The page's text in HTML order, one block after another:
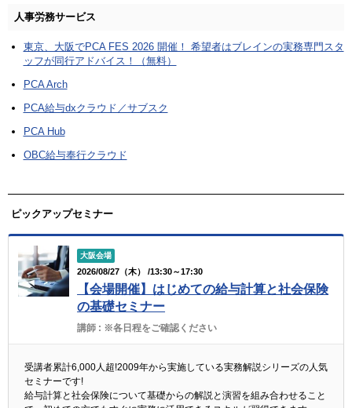
人事労務サービス
東京、大阪でPCA FES 2026 開催！ 希望者はブレインの実務専門スタ
ッフが同行アドバイス！（無料）
PCA Arch
PCA給与dxクラウド／サブスク
PCA Hub
OBC給与奉行クラウド
ピックアップセミナー
大阪会場
2026/08/27（木） /13:30～17:30
【会場開催】はじめての給与計算と社会保険
の基礎セミナー
講師 : ※各日程をご確認ください
受講者累計6,000人超!2009年から実施している実務解説シリーズの人気
セミナーです!
給与計算と社会保険について基礎からの解説と演習を組み合わせること